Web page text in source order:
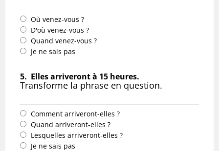
Où venez-vous ?
D'où venez-vous ?
Quand venez-vous ?
Je ne sais pas
5. Elles arriveront à 15 heures.
Transforme la phrase en question.
Comment arriveront-elles ?
Quand arriveront-elles ?
Lesquelles arriveront-elles ?
Je ne sais pas